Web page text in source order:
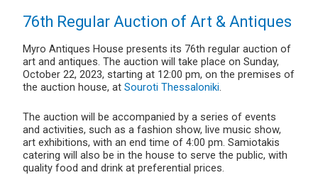
76th Regular Auction of Art & Antiques
Myro Antiques House presents its 76th regular auction of
art and antiques. The auction will take place on Sunday,
October 22, 2023, starting at 12:00 pm, on the premises of
the auction house, at Souroti Thessaloniki.
The auction will be accompanied by a series of events
and activities, such as a fashion show, live music show,
art exhibitions, with an end time of 4:00 pm. Samiotakis
catering will also be in the house to serve the public, with
quality food and drink at preferential prices.